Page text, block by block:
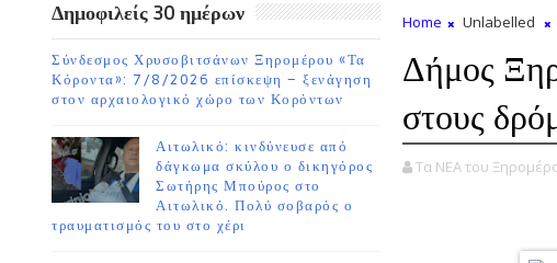
Δημοφιλείς 30 ημέρων
Σύνδεσμος Χρυσοβιτσάνων Ξηρομέρου «Τα
Κόροντα»: 7/8/2026 επίσκεψη – ξενάγηση
στον αρχαιολογικό χώρο των Κορόντων
Αιτωλικό: κινδύνευσε από
δάγκωμα σκύλου ο δικηγόρος
Σωτήρης Μπούρος στο
Αιτωλικό. Πολύ σοβαρός ο
τραυματισμός του στο χέρι
Home Unlabelled
Δήμος
στους
Τα ΝΕΑ του